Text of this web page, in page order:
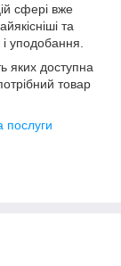
сфері вже
та
уподобання.
яких доступна
товар
послуги